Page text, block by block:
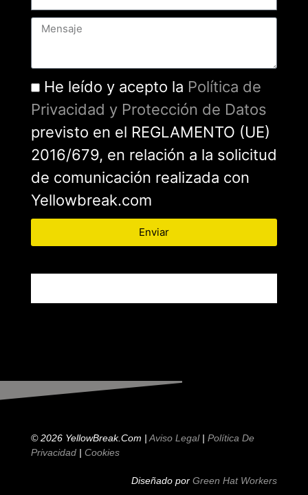
He leído y acepto la Política de
Privacidad y Protección de Datos
previsto en el REGLAMENTO (UE)
2016/679, en relación a la solicitud
de comunicación realizada con
Yellowbreak.com
Enviar
© 2026 YellowBreak.com | Aviso Legal| Política De
Privacidad| Cookies
Diseñado porGreen Hat Workers